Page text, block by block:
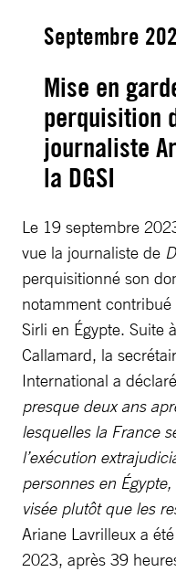
Septembre
Mise en
perquisition
journaliste
la DGSI
Le 19 septembre
vue la journaliste de
perquisitionné son
notamment contribué
Sirli en Égypte. Suite
Callamard, la
International a
presque deux ans
lesquelles la France
l’exécution
personnes en
visée plutôt que les
Ariane Lavrilleux a
2023, après 39